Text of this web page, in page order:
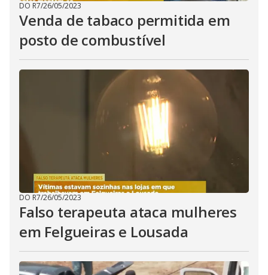
DO R7/26/05/2023
Venda de tabaco permitida em
posto de combustível
DO R7/26/05/2023
Falso terapeuta ataca mulheres
em Felgueiras e Lousada